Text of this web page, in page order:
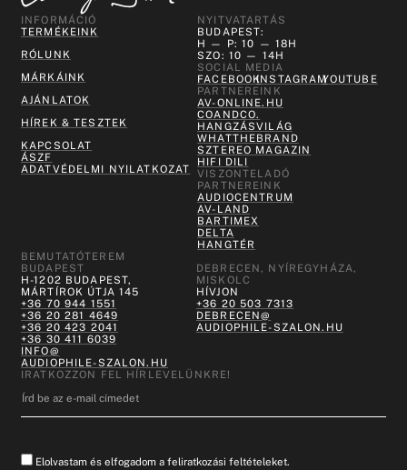
INFORMÁCIÓ
TERMÉKEINK
RÓLUNK
MÁRKÁINK
AJÁNLATOK
HÍREK & TESZTEK
KAPCSOLAT
ÁSZF
ADATVÉDELMI NYILATKOZAT
NYITVATARTÁS
BUDAPEST:
H — P: 10 — 18H
SZO: 10 — 14H
SOCIAL MEDIA
FACEBOOKINSTAGRAMYOUTUBE
PARTNEREINK
AV-ONLINE.HU
COANDCO.
HANGZÁSVILÁG
WHATTHEBRAND
SZTEREO MAGAZIN
HIFI DILI
VISZONTELADÓ
PARTNEREINK
AUDIOCENTRUM
AV-LAND
BARTIMEX
DELTA
HANGTÉR
BEMUTATÓTEREM
BUDAPEST
H-1202 BUDAPEST,
MÁRTÍROK ÚTJA 145
+36 70 944 1551
+36 20 281 4649
+36 20 423 2041
+36 30 411 6039
INFO@
AUDIOPHILE-SZALON.HU
DEBRECEN, NYÍREGYHÁZA,
MISKOLC
HÍVJON
+36 20 503 7313
DEBRECEN@
AUDIOPHILE-SZALON.HU
IRATKOZZON FEL HÍRLEVELÜNKRE!
Elolvastam és elfogadom a feliratkozási feltételeket.